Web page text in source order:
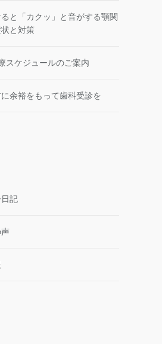
と「カクッ」と音がする顎関
と対策
スケジュールのご案内
余裕をもって歯科受診を
日記